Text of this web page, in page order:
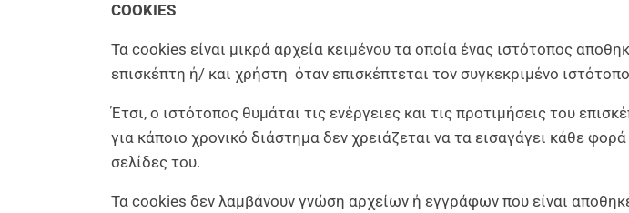
COOKIES
Τα cookies είναι μικρά αρχεία κειμένου τα οποία ένας ιστότοπος
επισκέπτη ή/ και χρήστη όταν επισκέπτεται τον συγκεκριμένο
Έτσι, ο ιστότοπος θυμάται τις ενέργειες και τις προτιμήσεις του
για κάποιο χρονικό διάστημα δεν χρειάζεται να τα εισαγάγει κάθε
σελίδες του.
Τα cookies δεν λαμβάνουν γνώση αρχείων ή εγγράφων που είναι